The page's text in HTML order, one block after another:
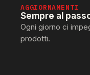
AGGIORNAMENTI
Sempre al
Ogni giorno ci
prodotti.